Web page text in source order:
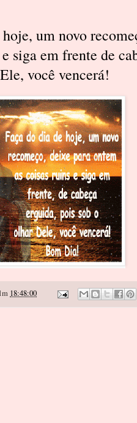
um novo
siga em frente de
você vencerá!
18:48:00